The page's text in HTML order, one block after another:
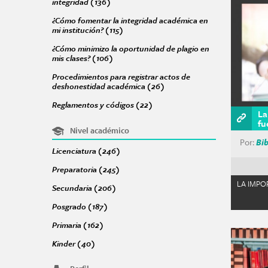
¿Cómo fomentar la integridad académica en
mi institución? (115) Apply ¿Cómo fomentar la integridad
¿Cómo minimizo la oportunidad de plagio en
mis clases? (106) Apply ¿Cómo minimizo la oportunidad de
Procedimientos para registrar actos de
deshonestidad académica (26) Apply Procedimientos
Reglamentos y códigos (22) Apply Reglamentos y códigos
Nivel académico
Licenciatura (246)
Preparatoria (245)
Secundaria (206)
Posgrado (187)
Primaria (162)
Kinder (40)
Por:
LA